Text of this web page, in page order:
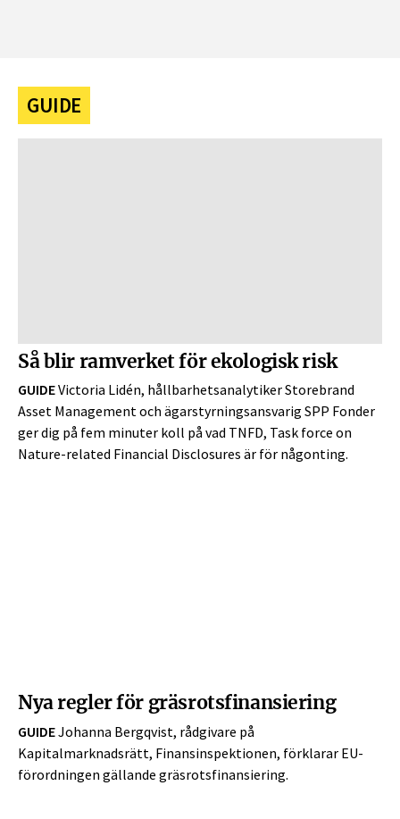
GUIDE
Så blir ramverket för ekologisk risk
GUIDEVictoria Lidén, hållbarhetsanalytiker Storebrand
Asset Management och ägarstyrningsansvarig SPP Fonder
ger dig på fem minuter koll på vad TNFD, Task force on
Nature-related Financial Disclosures är för någonting.
Nya regler för gräsrotsfinansiering
GUIDEJohanna Bergqvist, rådgivare på
Kapitalmarknadsrätt, Finansinspektionen, förklarar EU-
förordningen gällande gräsrotsfinansiering.